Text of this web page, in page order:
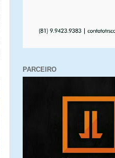
PARCEIRO